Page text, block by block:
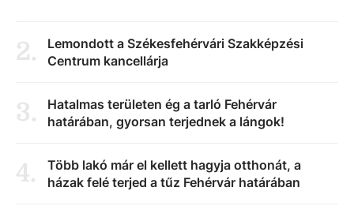
2.
Lemondott a Székesfehérvári Szakképzési
Centrum kancellárja
3.
Hatalmas területen ég a tarló Fehérvár
határában, gyorsan terjednek a lángok!
4.
Több lakó már el kellett hagyja otthonát, a
házak felé terjed a tűz Fehérvár határában